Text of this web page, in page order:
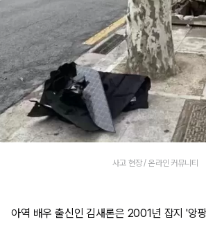
사고 현장 / 온라인 커뮤니티
아역 배우 출신인 김새론은 2001년 잡지 '앙